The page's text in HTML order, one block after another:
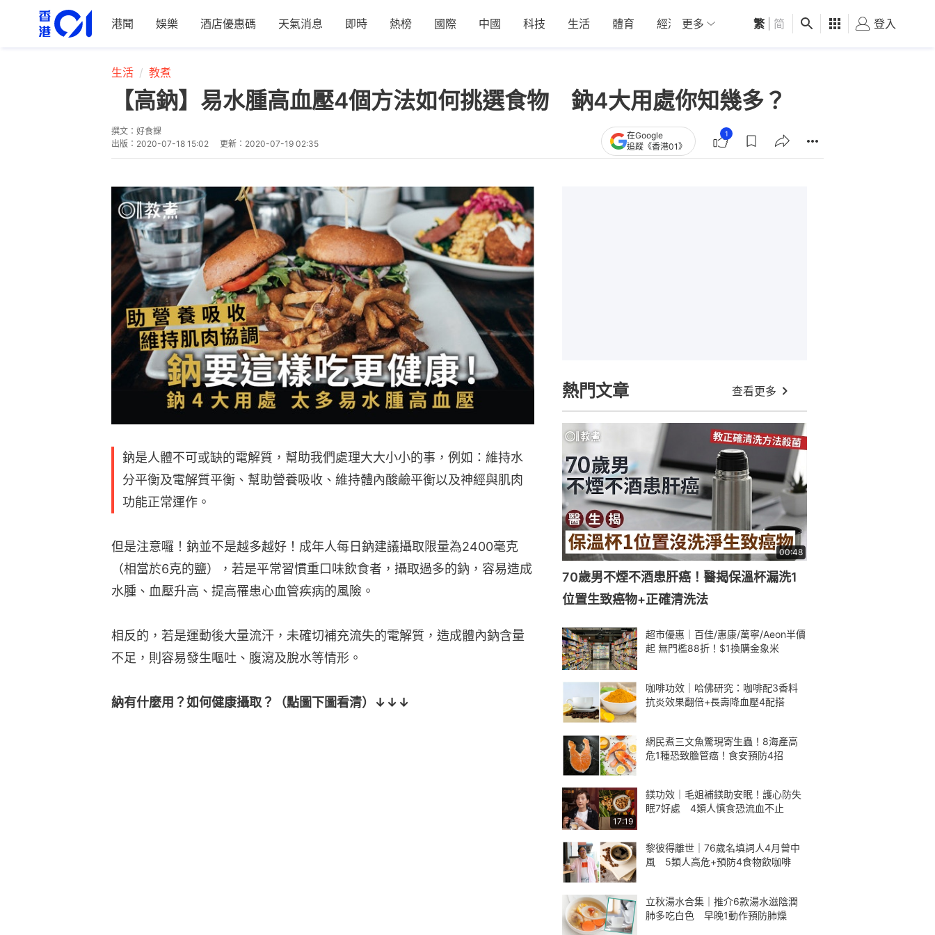
港聞 娛樂 酒店優惠碼 天氣消息 即時 熱榜 國際 中國 科技 生活 體育 經濟 01深圳 觀點 健康 好食玩飛
更多 繁 简 登入
生活 教煮
【高鈉】易水腫高血壓4個方法如何挑選食物 鈉4大用處你知幾多？
撰文： 好食課
出版： 2020-07-18 15:02 更新： 2020-07-19 02:35
在Google
追蹤《香港01》
1
鈉是人體不可或缺的電解質，幫助我們處理大大小小的事，例如：維持水
分平衡及電解質平衡、幫助營養吸收、維持體內酸鹼平衡以及神經與肌肉
功能正常運作。
但是注意囉！鈉並不是越多越好！成年人每日鈉建議攝取限量為2400毫克
（相當於6克的鹽），若是平常習慣重口味飲食者，攝取過多的鈉，容易造成
水腫、血壓升高、提高罹患心血管疾病的風險。
相反的，若是運動後大量流汗，未確切補充流失的電解質，造成體內鈉含量
不足，則容易發生嘔吐、腹瀉及脫水等情形。
納有什麼用？如何健康攝取？（點圖下圖看清）↓↓↓
熱門文章 查看更多
00:48
70歲男不煙不酒患肝癌！醫揭保溫杯漏洗1
位置生致癌物+正確清洗法
超市優惠｜百佳/惠康/萬寧/Aeon半價
起 無門檻88折！$1換購金象米
咖啡功效｜哈佛研究：咖啡配3香料
抗炎效果翻倍+長壽降血壓4配搭
網民煮三文魚驚現寄生蟲！8海產高
危1種恐致膽管癌！食安預防4招
17:19
鎂功效｜毛姐補鎂助安眠！護心防失
眠7好處 4類人慎食恐流血不止
黎彼得離世｜76歲名填詞人4月曾中
風 5類人高危+預防4食物飲咖啡
立秋湯水合集｜推介6款湯水滋陰潤
肺多吃白色 早晚1動作預防肺燥